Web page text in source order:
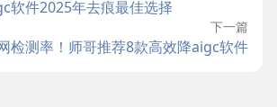
软件2025年去痕最佳选择
下一篇
检测率！师哥推荐8款高效降aigc软件